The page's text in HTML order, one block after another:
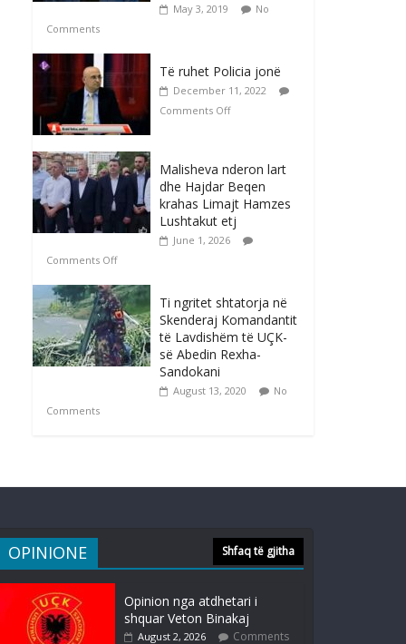
May 3, 2019
No
Comments
Të ruhet Policia jonë
December 11, 2022
Comments Off
Malisheva nderon lart
dhe Hajdar Beqen
krahas Limajt Hamzes
Lushtakut etj
June 1, 2026
Comments Off
Ti ngritet shtatorja në
Skenderaj Komandantit
të Lavdishëm të UÇK-
së Abedin Rexha-
Sandokani
August 13, 2020
No
Comments
OPINIONE Shfaq të gjitha
Opinion nga atdhetari i
shquar Veton Binakaj
August 2, 2026 Comments